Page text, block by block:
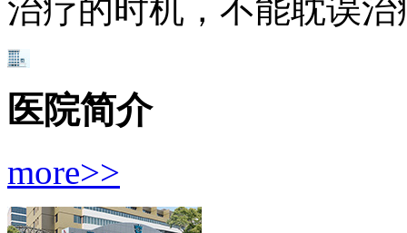
治疗的时机，不能耽误
医院简介
more>>